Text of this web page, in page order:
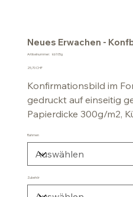
Neues Erwachen -
Artikelnummer:
Artikelnummer:
kb105g
Preis
25,70 CHF
Konfirmationsbild im
gedruckt auf einseitig
Papierdicke 300g/m2,
Rahmen
Zubehör